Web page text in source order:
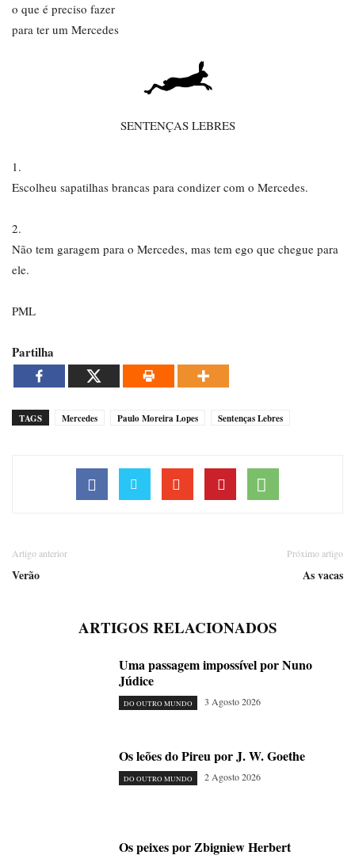
o que é preciso fazer
para ter um Mercedes
SENTENÇAS LEBRES
1.
Escolheu sapatilhas brancas para condizer com o Mercedes.
2.
Não tem garagem para o Mercedes, mas tem ego que chegue para
ele.
PML
Partilha
TAGS Mercedes Paulo Moreira Lopes Sentenças Lebres
Artigo anterior
Verão
Próximo artigo
As vacas
ARTIGOS RELACIONADOS
Uma passagem impossível por Nuno
Júdice
DO OUTRO MUNDO 3 Agosto 2026
Os leões do Pireu por J. W. Goethe
DO OUTRO MUNDO 2 Agosto 2026
Os peixes por Zbigniew Herbert